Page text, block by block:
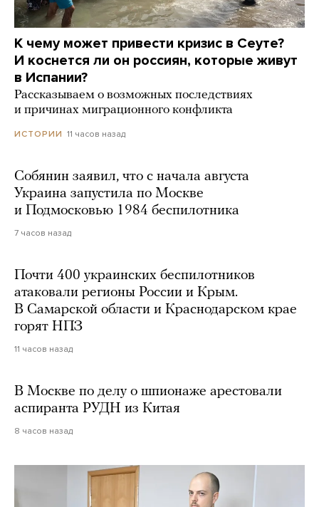
К чему может привести кризис в Сеуте?
И коснется ли он россиян, которые живут
в Испании?
Рассказываем о возможных последствиях
и причинах миграционного конфликта
ИСТОРИИ 11 часов назад
Собянин заявил, что с начала августа
Украина запустила по Москве
и Подмосковью 1984 беспилотника
7 часов назад
Почти 400 украинских беспилотников
атаковали регионы России и Крым.
В Самарской области и Краснодарском крае
горят НПЗ
11 часов назад
В Москве по делу о шпионаже арестовали
аспиранта РУДН из Китая
8 часов назад